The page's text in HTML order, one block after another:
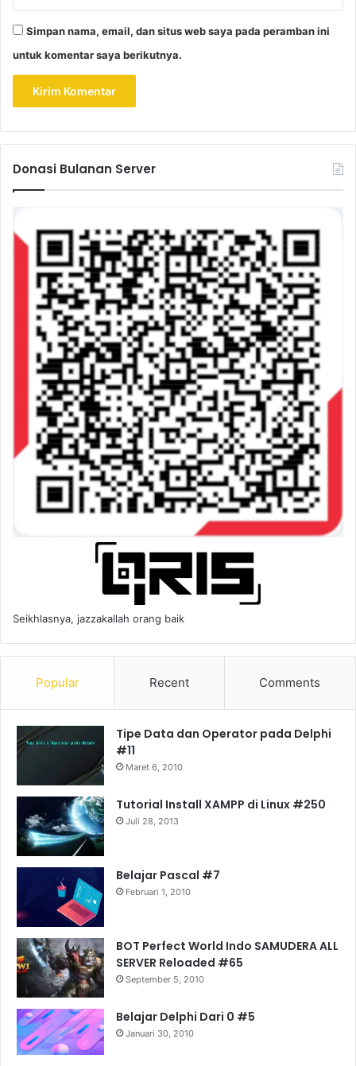
Simpan nama, email, dan situs web saya pada peramban ini
untuk komentar saya berikutnya.
Donasi Bulanan Server
Seikhlasnya, jazzakallah orang baik
Popular Recent Comments
Tipe Data dan Operator pada Delphi
#11
Maret 6, 2010
Tutorial Install XAMPP di Linux #250
Juli 28, 2013
Belajar Pascal #7
Februari 1, 2010
BOT Perfect World Indo SAMUDERA ALL
SERVER Reloaded #65
September 5, 2010
Belajar Delphi Dari 0 #5
Januari 30, 2010